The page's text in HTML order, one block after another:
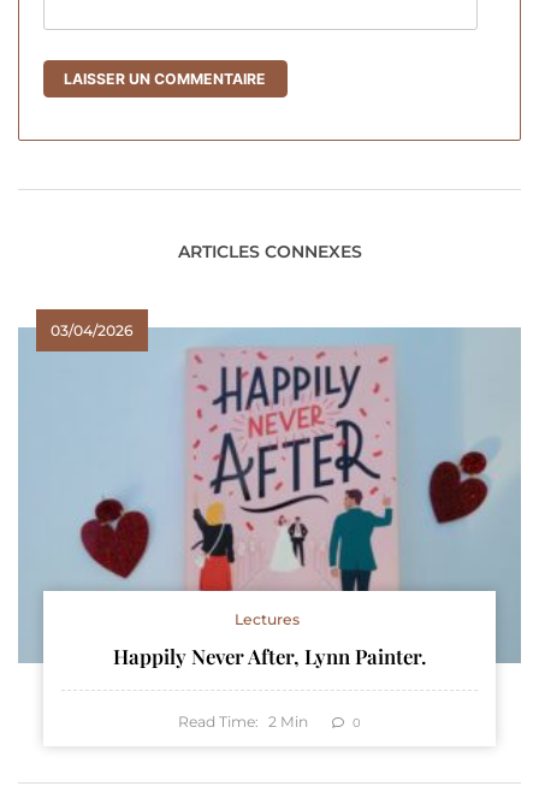
ARTICLES CONNEXES
03/04/2026
Lectures
Happily Never After, Lynn Painter.
Read Time: 2 Min 0